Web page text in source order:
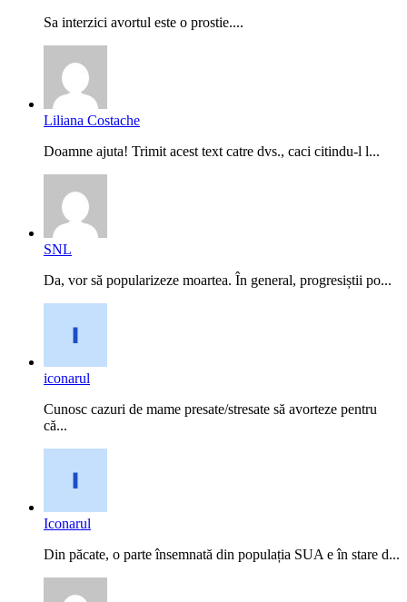
Sa interzici avortul este o prostie....
Liliana Costache
Doamne ajuta! Trimit acest text catre dvs., caci citindu-l l...
SNL
Da, vor să popularizeze moartea. În general, progresiștii po...
iconarul
Cunosc cazuri de mame presate/stresate să avorteze pentru
că...
Iconarul
Din păcate, o parte însemnată din populația SUA e în stare d...